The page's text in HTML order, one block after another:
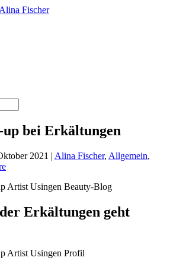
bei Erkältungen
2021 | Alina Fischer, Allgemein,
Erkältungen geht